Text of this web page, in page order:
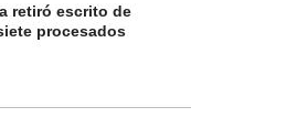
retiró escrito de
procesados